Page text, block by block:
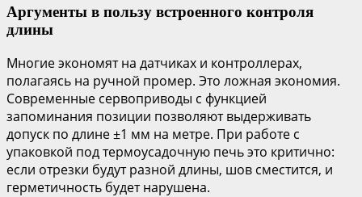
Аргументы в пользу встроенного контроля
длины
Многие экономят на датчиках и контроллерах,
полагаясь на ручной промер. Это ложная экономия.
Современные сервоприводы с функцией
запоминания позиции позволяют выдерживать
допуск по длине ±1 мм на метре. При работе с
упаковкой под термоусадочную печь это критично:
если отрезки будут разной длины, шов сместится, и
герметичность будет нарушена.